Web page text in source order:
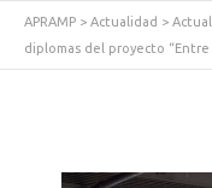
APRAMP > Actualidad >
diplomas del proyecto